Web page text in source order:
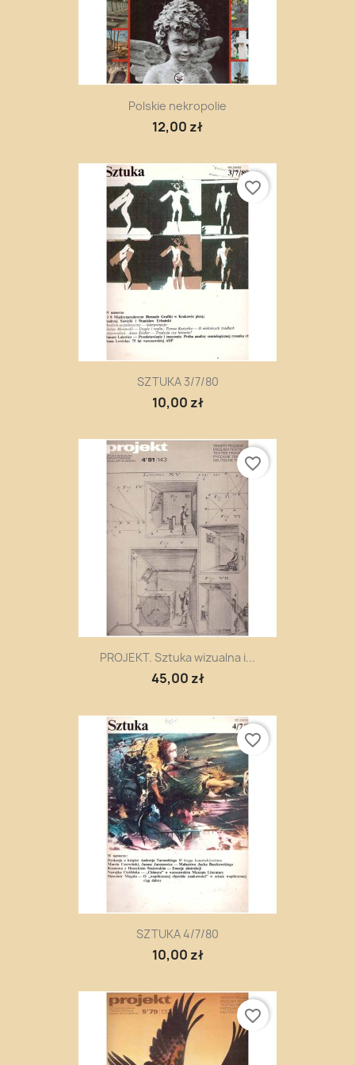
Polskie nekropolie
12,00 zł
SZTUKA 3/7/80
10,00 zł
favorite_border
PROJEKT. Sztuka wizualna i...
45,00 zł
favorite_border
SZTUKA 4/7/80
10,00 zł
favorite_border
favorite_border